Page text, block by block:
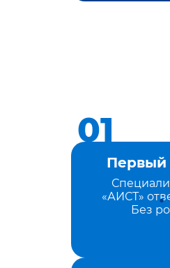
Первый
«АИСТ»
Без